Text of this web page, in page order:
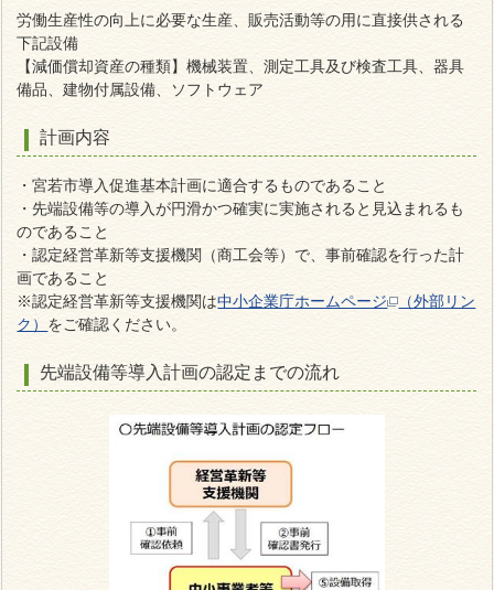
労働生産性の向上に必要な生産、販売活動等の用に直接供される
下記設備
【減価償却資産の種類】機械装置、測定工具及び検査工具、器具
備品、建物付属設備、ソフトウェア
計画内容
・宮若市導入促進基本計画に適合するものであること
・先端設備等の導入が円滑かつ確実に実施されると見込まれるも
のであること
・認定経営革新等支援機関（商工会等）で、事前確認を行った計
画であること
※認定経営革新等支援機関は中小企業庁ホームページ
（外部リン
ク） をご確認ください。
先端設備等導入計画の認定までの流れ